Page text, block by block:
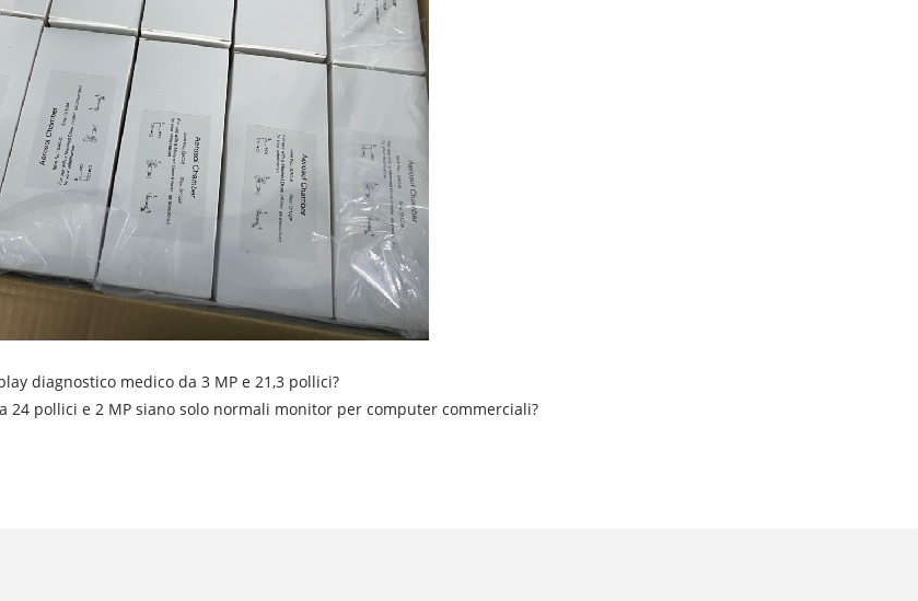
diagnostico medico da 3 MP e 21,3 pollici?
pollici e 2 MP siano solo normali monitor per computer commerciali?